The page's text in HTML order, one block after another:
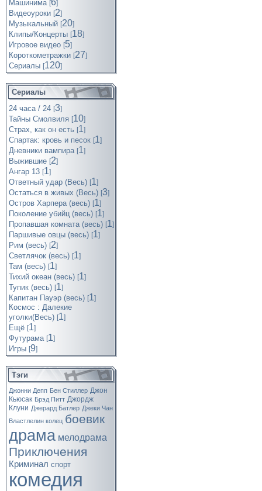
Машинима [6]
Видеоуроки [2]
Музыкальный [20]
Клипы/Концерты [18]
Игровое видео [5]
Короткометражки [27]
Cериалы [120]
Сериалы
24 часа / 24 [3]
Тайны Смолвиля [10]
Страх, как он есть [1]
Спартак: кровь и песок [1]
Дневники вампира [1]
Выжившие [2]
Ангар 13 [1]
Ответный удар (Весь) [1]
Остаться в живых (Весь) [3]
Остров Харпера (весь) [1]
Поколение убийц (весь) [1]
Пропавшая комната (весь) [1]
Паршивые овцы (весь) [1]
Рим (весь) [2]
Светлячок (весь) [1]
Там (весь) [1]
Тихий океан (весь) [1]
Тупик (весь) [1]
Капитан Пауэр (весь) [1]
Космос : Далекие
уголки(Весь) [1]
Ещё [1]
Футурама [1]
Игры [9]
Тэги
Джонни Депп Бен Стиллер Джон
Кьюсак Брэд Питт Джордж
Клуни Джерард Батлер Джеки Чан
Властлелин колец боевик
драма мелодрама
Приключения
Криминал спорт
комедия